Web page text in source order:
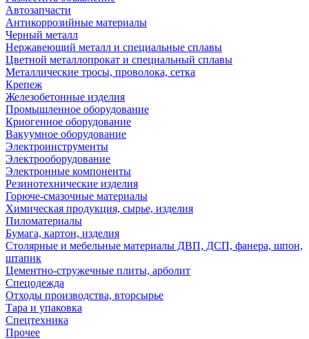
Автозапчасти
Антикоррозийные материалы
Черный металл
Нержавеющий металл и специальные сплавы
Цветной металлопрокат и специальный сплавы
Металлические тросы, проволока, сетка
Крепеж
Железобетонные изделия
Промышленное оборудование
Криогенное оборудование
Вакуумное оборудование
Электроинструменты
Электрооборудование
Электронные компоненты
Резинотехнические изделия
Горюче-смазочные материалы
Химическая продукция, сырье, изделия
Пиломатериалы
Бумага, картон, изделия
Столярные и мебельные материалы ДВП, ДСП, фанера, шпон,
штапик
Цементно-стружечные плиты, арболит
Спецодежда
Отходы производства, вторсырье
Тара и упаковка
Спецтехника
Прочее